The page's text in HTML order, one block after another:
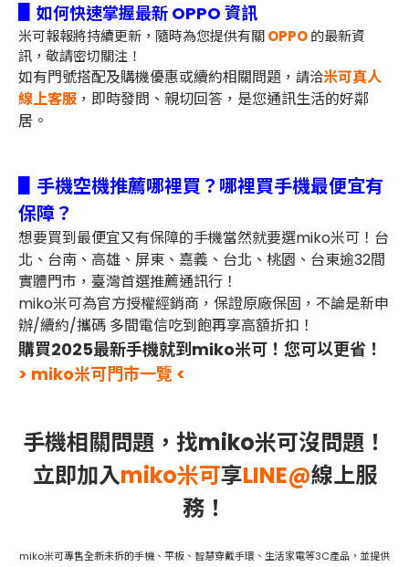
如何快速掌握最新 OPPO 資訊
米可報報將持續更新，隨時為您提供有關OPPO的最新資
訊，敬請密切關注！
如有門號搭配及購機優惠或續約相關問題， 請洽米可真人
線上客服 ，即時發問、親切回答，是您通訊生活的好鄰
居。
▋手機空機推薦哪裡買？哪裡買手機最便宜有
保障？
想要買到最便宜又有保障的手機當然就要選miko米可！台
北、台南、高雄、屏東、嘉義、台北、桃園、台東逾32間
實體門市，臺灣首選推薦通訊行！
miko米可為官方授權經銷商，保證原廠保固，不論是新申
辦/續約/攜碼 多間電信吃到飽再享高額折扣！
購買2025最新手機就到miko米可！您可以更省！
> miko米可門市一覽 <
手機相關問題，找miko米可沒問題！
立即加入miko米可享LINE@線上服
務！
miko米可專售全新未拆的手機、平板、智慧穿戴手環、生活家電等3C產品，並提供